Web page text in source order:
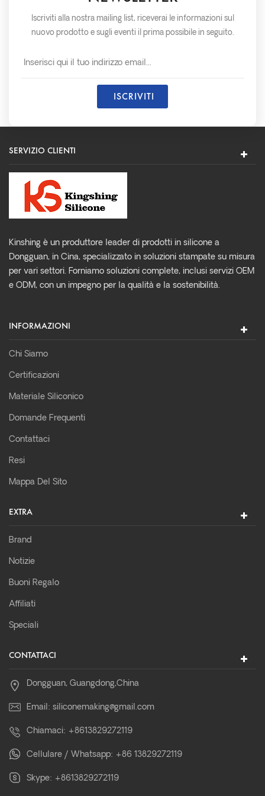
Iscriviti alla nostra mailing list, riceverai le informazioni sul
nuovo prodotto e sugli eventi il prima possibile in seguito.
SERVIZIO CLIENTI
Kinshing è un produttore leader di prodotti in silicone a
Dongguan, in Cina, specializzato in soluzioni stampate su misura
per vari settori. Forniamo soluzioni complete, inclusi servizi OEM
e ODM, con un impegno per la qualità e la sostenibilità.
INFORMAZIONI
Chi Siamo
Certificazioni
Materiale Siliconico
Domande Frequenti
Contattaci
Resi
Mappa Del Sito
EXTRA
Brand
Notizie
Buoni Regalo
Affiliati
Speciali
CONTATTACI
Dongguan, Guangdong,China
Email: siliconemaking@gmail.com
Chiamaci: +8613829272119
Cellulare / Whatsapp: +86 13829272119
Skype: +8613829272119